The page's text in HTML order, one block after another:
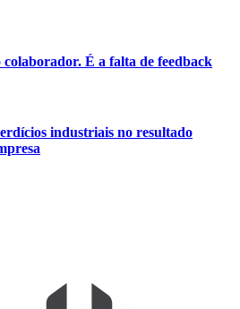
colaborador. É a falta de feedback
industriais no resultado